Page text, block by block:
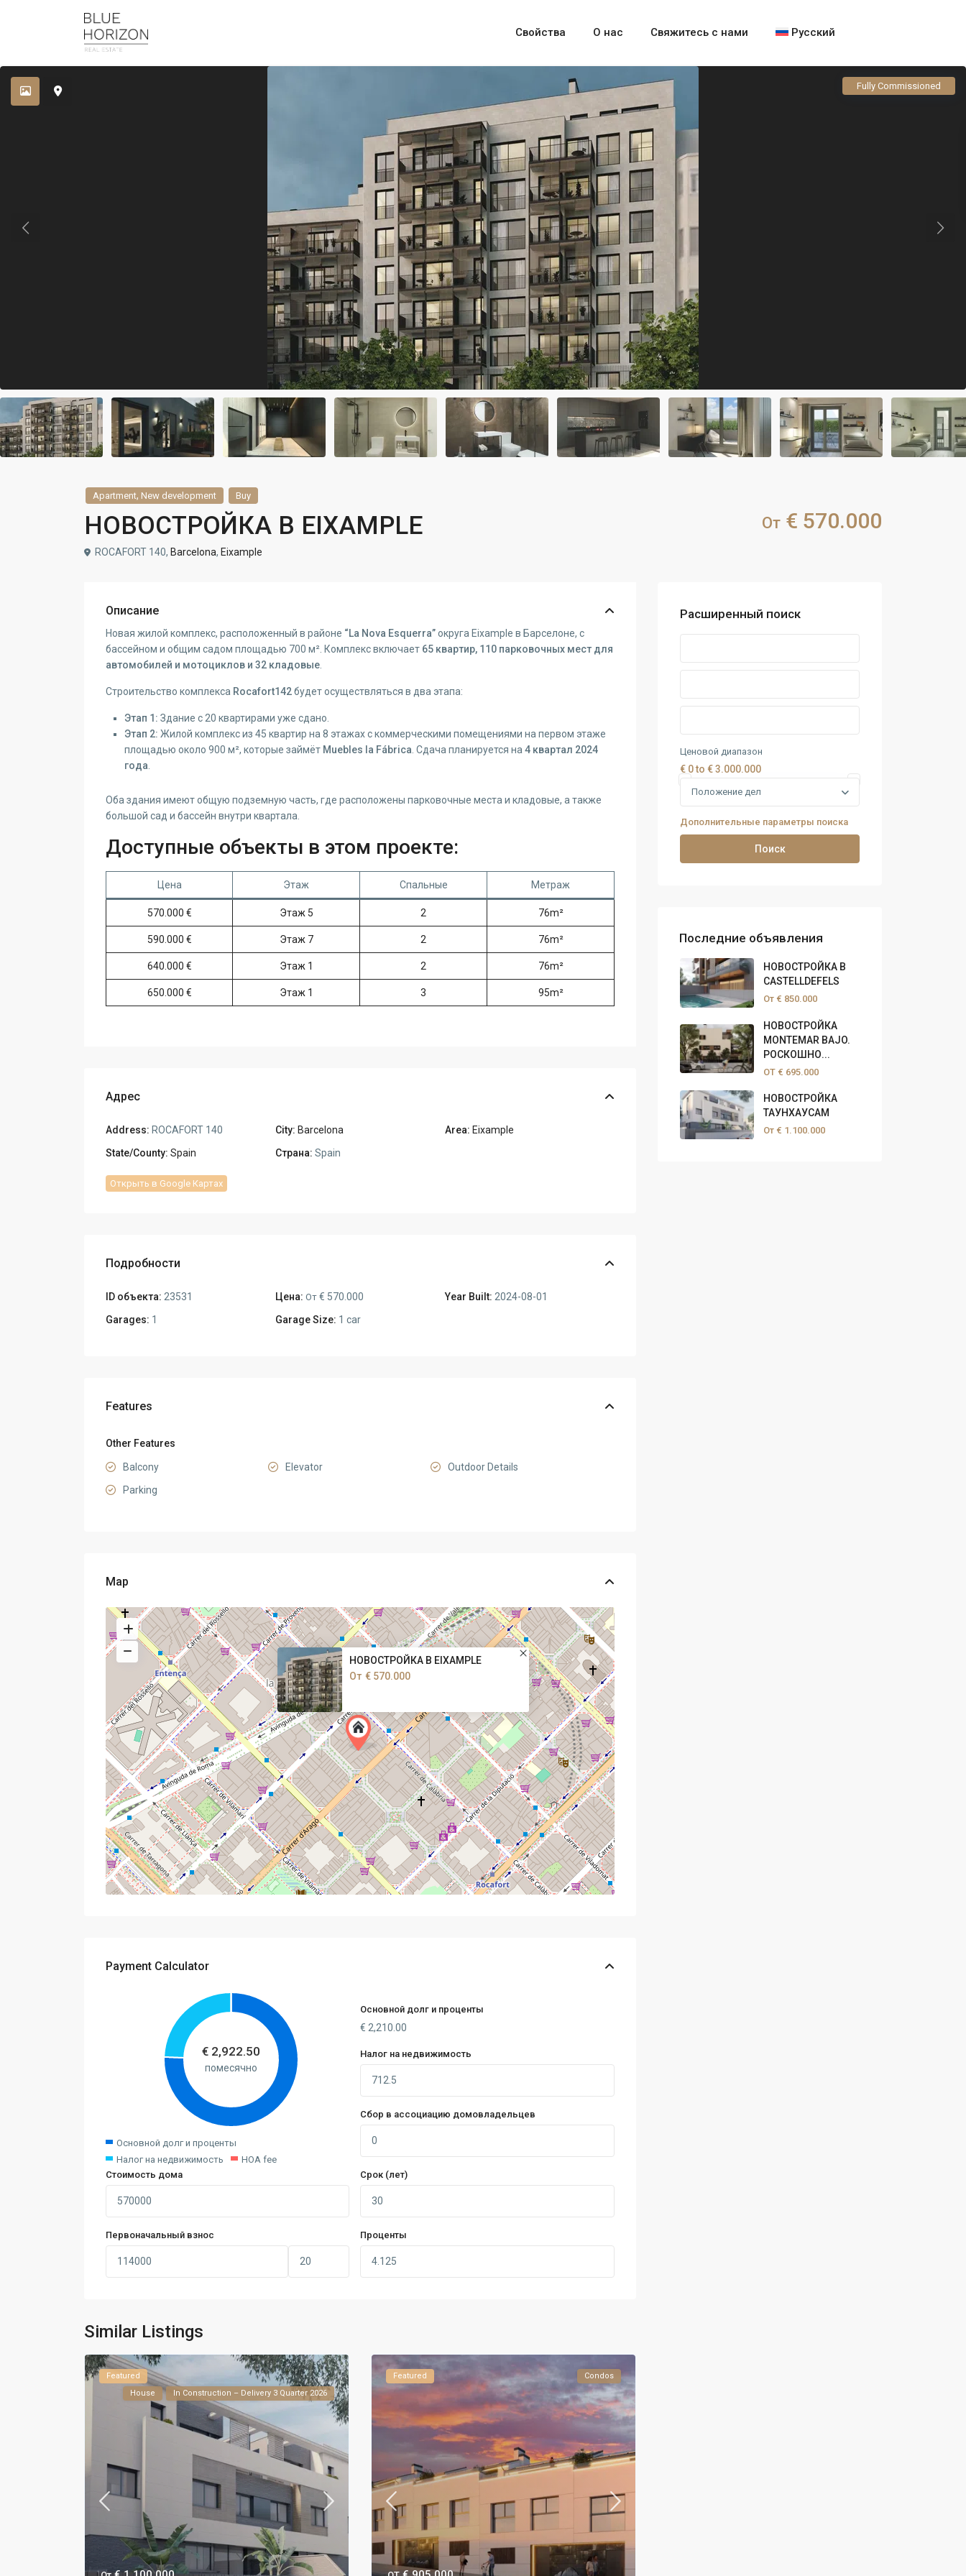
Свойства О нас Свяжитесь с нами Русский
Fully Commissioned
Apartment, New development Buy
НОВОСТРОЙКА В EIXAMPLE От € 570.000
ROCAFORT 140, Barcelona, Eixample
Описание
Новая жилой комплекс, расположенный в районе “La Nova Esquerra”округа Eixample в Барселоне, с
бассейном и общим садом площадью 700 м². Комплекс включает 65 квартир, 110 парковочных мест для
автомобилей и мотоциклов и 32 кладовые
Строительство комплекса Rocafort142будет осуществляться в два этапа:
Этап 1: Здание с 20 квартирами уже сдано.
Этап 2: Жилой комплекс из 45 квартир на 8 этажах с коммерческими помещениями на первом этаже
площадью около 900 м², которые займёт Muebles la Fábrica . Сдача планируется на 4 квартал 2024
года
Оба здания имеют общую подземную часть, где расположены парковочные места и кладовые, а также
большой сад и бассейн внутри квартала.
Доступные объекты в этом проекте:
Цена Этаж Спальные Метраж
570.000 € Этаж 5 2 76m²
590.000 € Этаж 7 2 76m²
640.000 € Этаж 1 2 76m²
650.000 € Этаж 1 3 95m²
Адрес
Address: ROCAFORT 140 City: Barcelona Area: Eixample
State/County: Spain Страна: Spain
Открыть в Google Картах
Подробности
ID объекта: 23531 Цена: От € 570.000 Year Built: 2024-08-01
Garages: 1 Garage Size: 1 car
Features
Other Features
Balcony Elevator
Outdoor Details
Parking
Map
НОВОСТРОЙКА В EIXAMPLE
От € 570.000
Payment Calculator
€ 2,922.50
помесячно
Основной долг и проценты
Налог на недвижимость
HOA fee
Основной долг и проценты
€ 2,210.00
Налог на недвижимость
Сбор в ассоциацию домовладельцев
Стоимость дома
Первоначальный взнос
Срок (лет)
Проценты
Similar Listings
Featured
House
In Construction – Delivery 3 Quarter 2026
Featured Condos
Расширенный поиск
Ценовой диапазон
€ 0 to € 3.000.000
Положение дел
Дополнительные параметры поиска
Поиск
Последние объявления
НОВОСТРОЙКА В
CASTELLDEFELS
От€ 850.000
НОВОСТРОЙКА
MONTEMAR BAJO.
РОСКОШНО...
ОТ€ 695.000
НОВОСТРОЙКА
ТАУНХАУСАМ
От€ 1.100.000